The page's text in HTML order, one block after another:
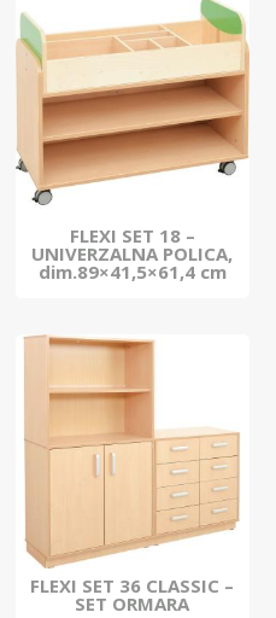
FLEXI SET 18 –
UNIVERZALNA POLICA,
dim.89×41,5×61,4 cm
FLEXI SET 36 CLASSIC –
SET ORMARA